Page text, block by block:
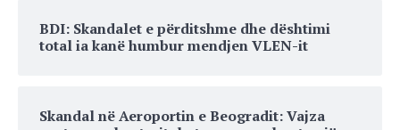
BDI: Skandalet e përditshme dhe dështimi
total ia kanë humbur mendjen VLEN-it
Skandal në Aeroportin e Beogradit: Vajza